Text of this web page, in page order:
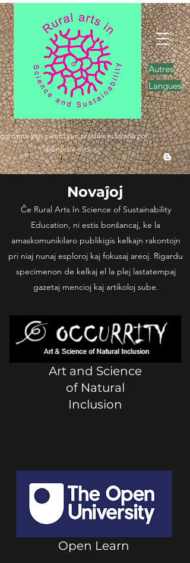
Autres
Langues
kun naturo kun praktika edukado por
daŭripova evoluo
Novaĵoj
Ĉe Rural Arts In Science of Sustainability
Education, ni estis bonŝancaj, ke la
amaskomunikilaro publikigis kelkajn rakontojn
pri niaj nunaj esploroj kaj fokusaj areoj. Rigardu
specimenon de kelkaj el la plej lastatempaj
gazetaj mencioj kaj artikoloj sube.
Art and Science
of Natural
Inclusion
Open Learn